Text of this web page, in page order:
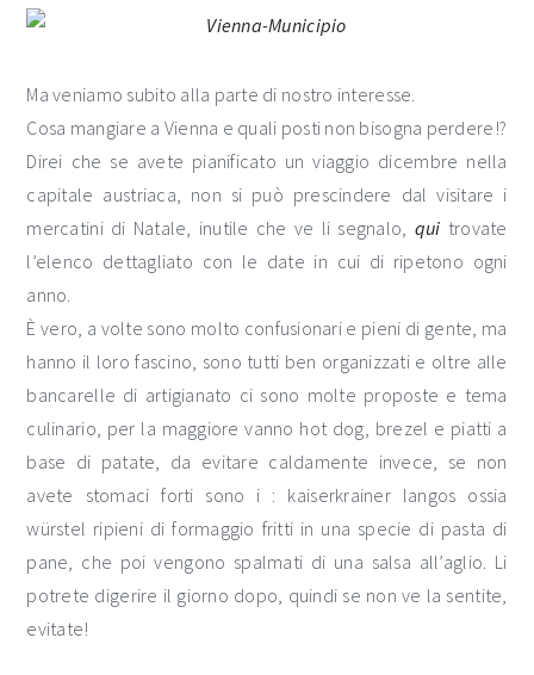
Ma veniamo subito alla parte di nostro interesse.
Cosa mangiare a Vienna e quali posti non bisogna perdere!?
Direi che se avete pianificato un viaggio dicembre nella
capitale austriaca, non si può prescindere dal visitare i
mercatini di Natale, inutile che ve li segnalo, qui trovate
l’elenco dettagliato con le date in cui di ripetono ogni
anno.
È vero, a volte sono molto confusionari e pieni di gente, ma
hanno il loro fascino, sono tutti ben organizzati e oltre alle
bancarelle di artigianato ci sono molte proposte e tema
culinario, per la maggiore vanno hot dog, brezel e piatti a
base di patate, da evitare caldamente invece, se non
avete stomaci forti sono i : kaiserkrainer langos ossia
würstel ripieni di formaggio fritti in una specie di pasta di
pane, che poi vengono spalmati di una salsa all’aglio. Li
potrete digerire il giorno dopo, quindi se non ve la sentite,
evitate!